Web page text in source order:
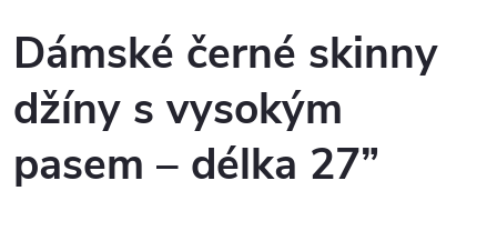
Dámské černé skinny
džíny s vysokým
pasem – délka 27”